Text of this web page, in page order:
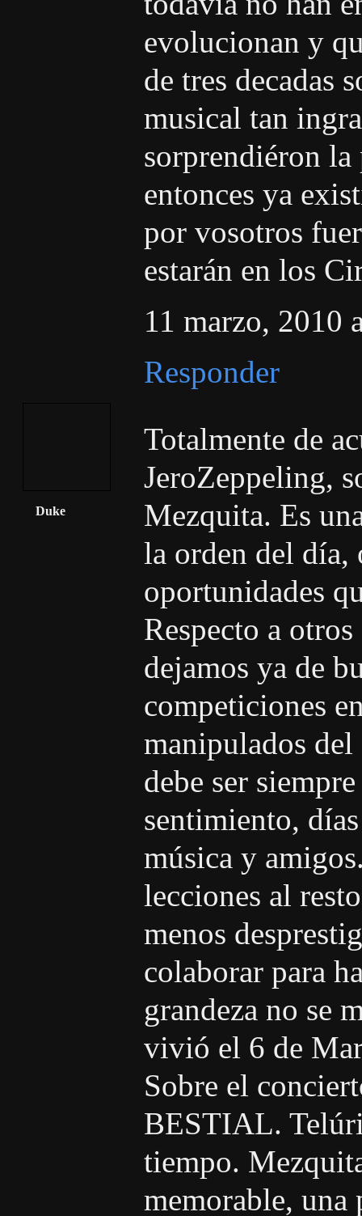
evolucionan y
de tres decadas
musical tan
sorprendiéron la
entonces ya
por vosotros
estarán en los
11 marzo, 2010
Responder
Duke
Totalmente de
JeroZeppeling,
Mezquita. Es
la orden del día,
oportunidades
Respecto a
dejamos ya de
competiciones
manipulados
debe ser
sentimiento,
música y
lecciones al
menos
colaborar para
grandeza no se
vivió el 6 de
Sobre el
BESTIAL.
tiempo.
memorable, una